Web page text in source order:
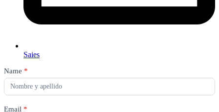
Saies
Contact
Us
Name *
Email *